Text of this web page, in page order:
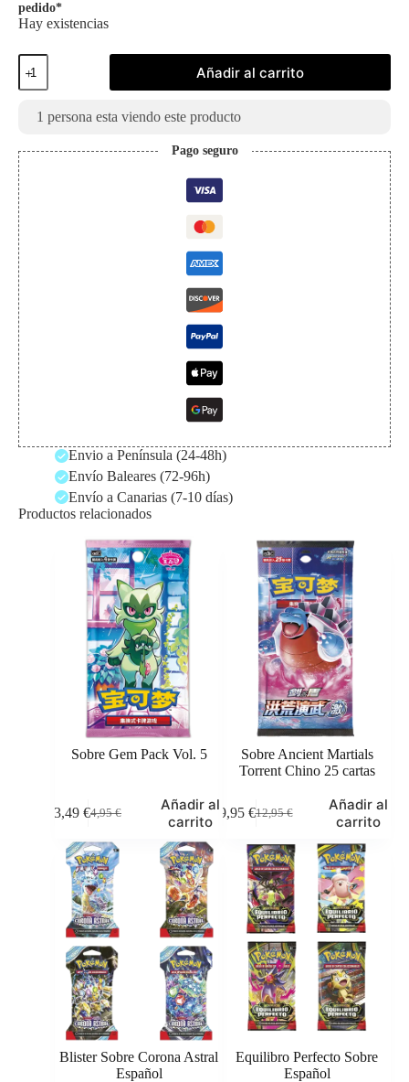
pedido*
Hay existencias
Oscuridad
Absoluta
Blister
Sobres
cantidad
Añadir al carrito
1 persona esta viendo este producto
Pago seguro
Envio a Península (24-48h)
Envío Baleares (72-96h)
Envío a Canarias (7-10 días)
Productos relacionados
Sobre Gem Pack Vol. 5
4,95€
El
original
era:
4,95 €.
3,49 €El
actual
es:
3,49 €.
Añadir al
carrito
Sobre Ancient Martials
Torrent Chino 25 cartas
12,95€
El
original
era:
12,95 €.
9,95 €El
actual
es:
9,95 €.
Añadir al
carrito
Blister Sobre Corona Astral
Español
Equilibro Perfecto Sobre
Español